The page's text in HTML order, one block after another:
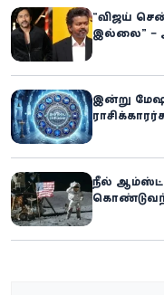
“விஜய்
இல்லை” –
இன்று மேஷ
நீல்